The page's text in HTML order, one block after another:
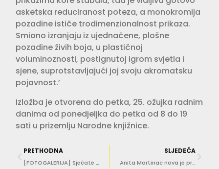
asketska reduciranost poteza, a monokromija
pozadine ističe trodimenzionalnost prikaza.
Smiono izranjaju iz ujednačene, plošne
pozadine živih boja, u plastičnoj
voluminoznosti, postignutoj igrom svjetla i
sjene, suprotstavljajući joj svoju akromatsku
pojavnost.’
Izložba je otvorena do petka, 25. ožujka radnim
danima od ponedjeljka do petka od 8 do 19
sati u prizemlju Narodne knjižnice.
PRETHODNA
[FOTOGALERIJA] Sjećate li se Amige, Commodorea, Iskre..? Uživajte u izložbi retro računala!
SLJEDEĆA
Anita Martinac nova je predsjednica Južnohrvatskog ogranka Društva hrvatskih književnika